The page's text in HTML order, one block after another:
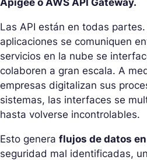
Las API están en todas
aplicaciones se comuniquen
servicios en la nube se
colaboren a gran escala. A
empresas digitalizan sus
sistemas, las interfaces se
hasta volverse incontrolables.
Esto genera flujos de datos
seguridad mal identificadas,